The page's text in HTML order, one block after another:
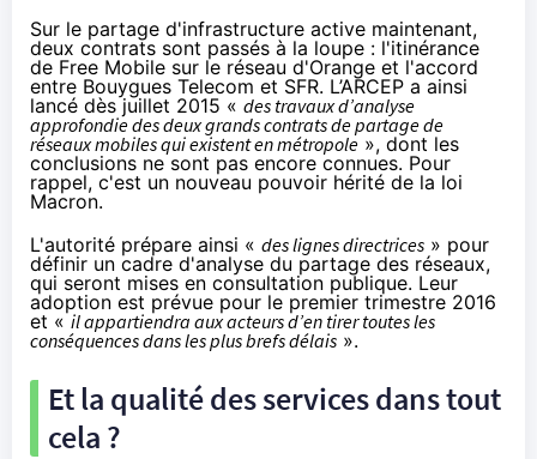
Sur le partage d'infrastructure active maintenant,
deux contrats sont passés à la loupe : l'itinérance
de Free Mobile sur le réseau d'Orange et l'accord
entre Bouygues Telecom et SFR. L’ARCEP a ainsi
lancé dès juillet 2015 « des travaux d’analyse
approfondie des deux grands contrats de partage de
réseaux mobiles qui existent en métropole », dont les
conclusions ne sont pas encore connues. Pour
rappel, c'est un nouveau pouvoir hérité de la loi
Macron.
L'autorité prépare ainsi « des lignes directrices » pour
définir un cadre d'analyse du partage des réseaux,
qui seront mises en consultation publique. Leur
adoption est prévue pour le premier trimestre 2016
et «il appartiendra aux acteurs d’en tirer toutes les
conséquences dans les plus brefs délais ».
Et la qualité des services dans tout
cela ?